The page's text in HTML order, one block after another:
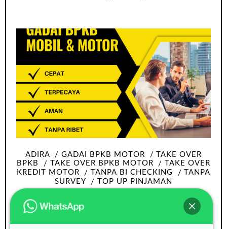
ADIRA GADAI BPKB MOTOR
TAKE OVER
BPKB
TAKE OVER BPKB MOTOR
TAKE OVER
KREDIT MOTOR
TANPA BI CHECKING
TANPA
SURVEY
TOP UP PINJAMAN
Take over bpkb motor Tangerang tanpa